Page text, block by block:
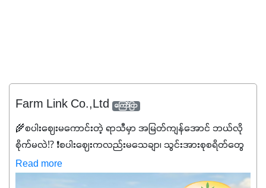
Farm Link Co.,Ltd ကြော်ငြာ
🌾စပါးဈေးမကောင်းတဲ့ ရာသီမှာ အမြတ်ကျန်အောင် ဘယ်လို
စိုက်မလဲ⁉️ ❗စပါးဈေးကလည်းမသေချာ၊ သွင်းအားစုစရိတ်တွေ
ကလည်း တက်နေတဲ့ဒီလိုအချိန်မှာ သွင်းအားစုဖိုးကို လျှော့ချပြီး
အထွက်နှုန်းကို ထိန်းထားနိုင်မှ ဦးကြီးတို့ အဆင်ပြေမှာနော် ✔️ဒါ
Read more